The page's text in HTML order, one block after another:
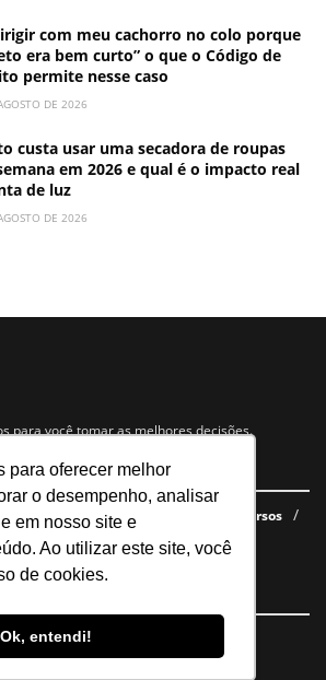
para oferecer melhor
o desempenho, analisar
em nosso site e
Ao utilizar este site, você
de cookies.
Ok, entendi!
com meu cachorro no colo porque
era bem curto” o que o Código de
permite nesse caso
DE 2026
custa usar uma secadora de roupas
em 2026 e qual é o impacto real
de luz
DE 2026
para você tomar as melhores decisões.
somos E-books gratuitos
Cursos